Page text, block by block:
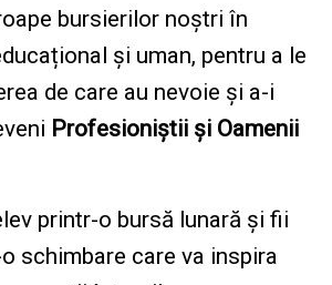
bursierilor noștri în
și uman, pentru a le
de care au nevoie și a-i
Profesioniștii și Oamenii
printr-o bursă lunară și fii
schimbare care va inspira